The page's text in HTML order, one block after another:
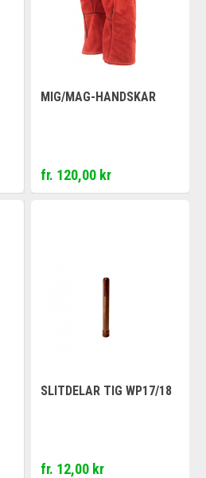
MIG/MAG-HANDSKAR
fr. 120,00 kr
SLITDELAR TIG WP17/18
fr. 12,00 kr